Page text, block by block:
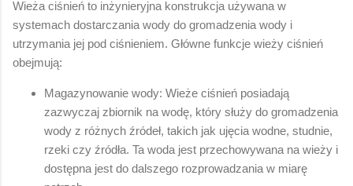
Wieża ciśnień to inżynieryjna konstrukcja używana w
systemach dostarczania wody do gromadzenia wody i
utrzymania jej pod ciśnieniem. Główne funkcje wieży ciśnień
obejmują:
Magazynowanie wody: Wieże ciśnień posiadają
zazwyczaj zbiornik na wodę, który służy do gromadzenia
wody z różnych źródeł, takich jak ujęcia wodne, studnie,
rzeki czy źródła. Ta woda jest przechowywana na wieży i
dostępna jest do dalszego rozprowadzania w miarę